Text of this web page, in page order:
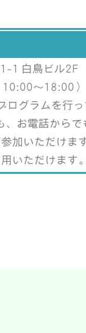
1 白鳥ビル2F
～18:00）
グラムを行っ
お電話からで
加いただけます
いただけます。